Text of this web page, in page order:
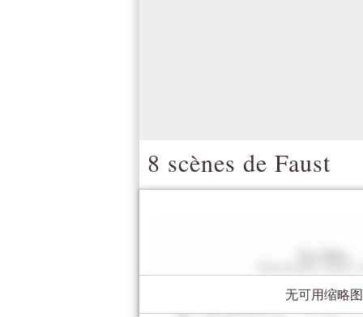
8 scènes de Faust
无可用缩略图